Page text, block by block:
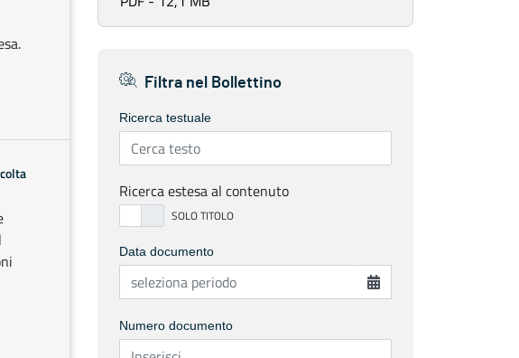
Filtra nel Bollettino
Ricerca testuale
Ricerca estesa al contenuto
Data documento
Numero documento